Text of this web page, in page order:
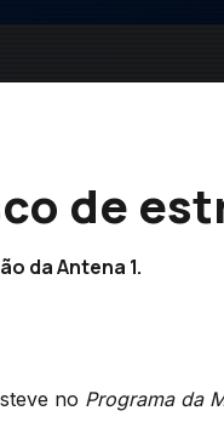
de
da Antena 1.
no Programa da